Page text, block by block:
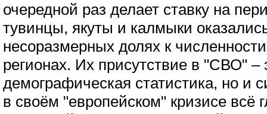
очередной раз делает ставку на
тувинцы, якуты и калмыки
несоразмерных долях к
регионах. Их присутствие в "СВО" –
демографическая статистика, но и
в своём "европейском" кризисе всё